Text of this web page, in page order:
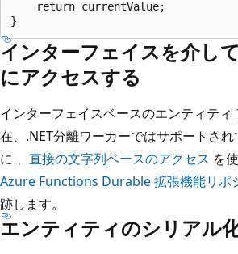
    return currentValue;
インターフェイスを介し
にアクセスする
インターフェイスベースのエンティティ
在、.NET分離ワーカーではサポートされ
に 、直接の文字列ベースのアクセス を
Azure Functions Durable 拡張機能リポ
跡します。
エンティティのシリアル